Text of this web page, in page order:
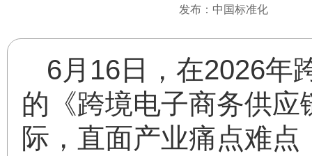
发布：中国标准化
6月16日，在2026年
的《跨境电子商务供
际，直面产业痛点难